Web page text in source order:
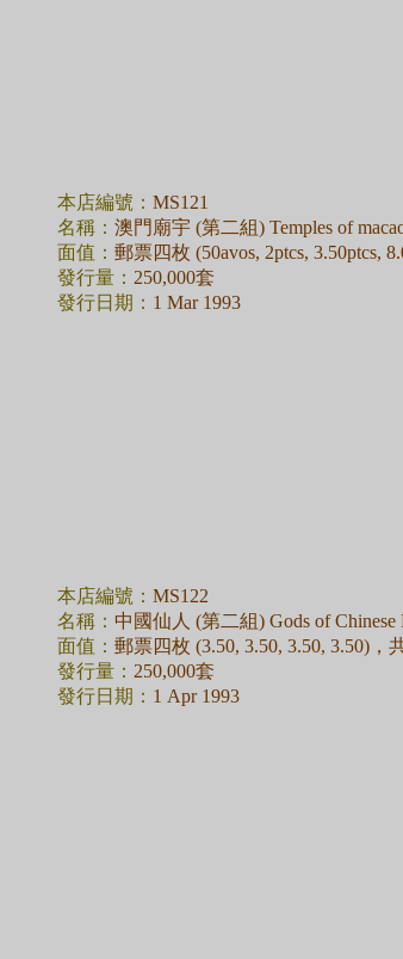
本店編號： MS121
名稱： 澳門廟宇 (第二組) Temples of
面值： 郵票四枚 (50avos, 2ptcs, 3.50ptcs,
發行量： 250,000套
發行日期： 1 Mar 1993
本店編號： MS122
名稱： 中國仙人 (第二組) Gods of Chinese
面值： 郵票四枚 (3.50, 3.50, 3.50, 3.50)，
發行量： 250,000套
發行日期： 1 Apr 1993